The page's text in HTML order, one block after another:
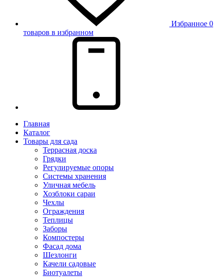
Избранное 0
товаров в избранном
Главная
Каталог
Товары для сада
Террасная доска
Грядки
Регулируемые опоры
Системы хранения
Уличная мебель
Хозблоки сараи
Чехлы
Ограждения
Теплицы
Заборы
Компостеры
Фасад дома
Шезлонги
Качели садовые
Биотуалеты